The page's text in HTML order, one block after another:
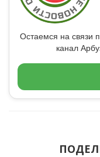
Остаемся на связи
канал